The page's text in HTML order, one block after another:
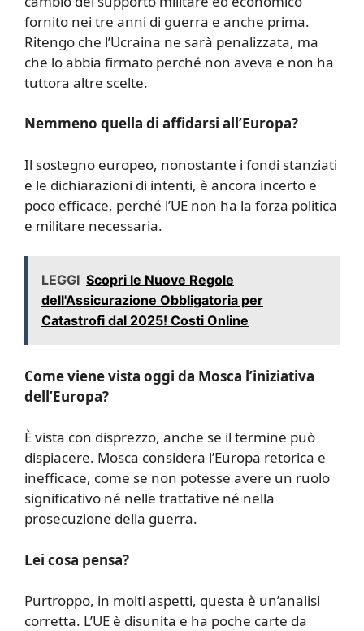
fornito nei tre anni di guerra e anche prima.
Ritengo che l’Ucraina ne sarà penalizzata, ma
che lo abbia firmato perché non aveva e non ha
tuttora altre scelte.
Nemmeno quella di affidarsi all’Europa?
Il sostegno europeo, nonostante i fondi stanziati
e le dichiarazioni di intenti, è ancora incerto e
poco efficace, perché l’UE non ha la forza politica
e militare necessaria.
LEGGI Scopri le Nuove Regole
dell'Assicurazione Obbligatoria per
Catastrofi dal 2025! Costi Online
Come viene vista oggi da Mosca l’iniziativa
dell’Europa?
È vista con disprezzo, anche se il termine può
dispiacere. Mosca considera l’Europa retorica e
inefficace, come se non potesse avere un ruolo
significativo né nelle trattative né nella
prosecuzione della guerra.
Lei cosa pensa?
Purtroppo, in molti aspetti, questa è un’analisi
corretta. L’UE è disunita e ha poche carte da